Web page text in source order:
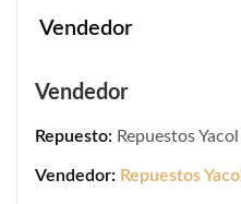
Vendedor
Vendedor
Repuesto: Repuestos Yacol
Vendedor: Repuestos Yacol